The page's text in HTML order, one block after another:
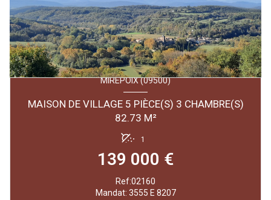
MIREPOIX (09500)
MAISON DE VILLAGE 5 PIÈCE(S) 3 CHAMBRE(S)
82.73 M²
1
139 000 €
Ref:02160
Mandat: 3555 E 8207